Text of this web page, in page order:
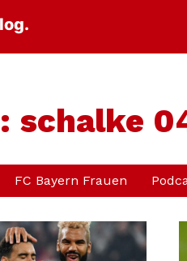
schalke
FC Bayern Frauen